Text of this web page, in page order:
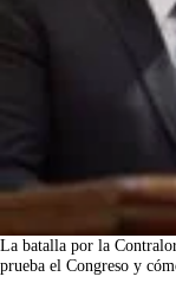
La batalla por la
prueba el Congreso y